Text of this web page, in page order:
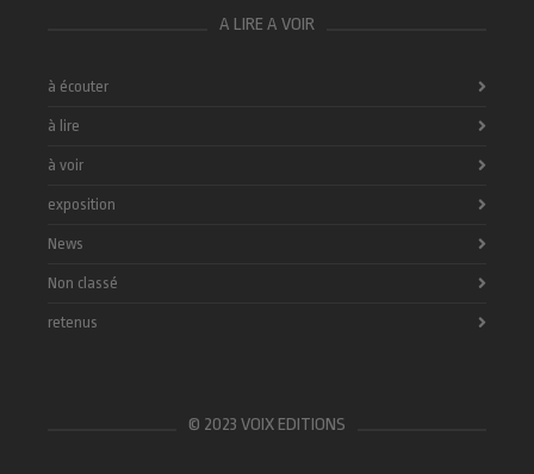
A LIRE A VOIR
à écouter
à lire
à voir
exposition
News
Non classé
retenus
© 2023 VOIX EDITIONS